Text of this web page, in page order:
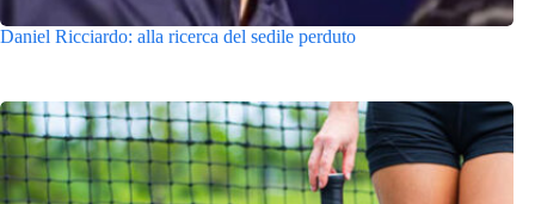
Daniel Ricciardo: alla ricerca del sedile perduto